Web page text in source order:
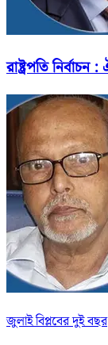
রাষ্ট্রপতি
জুলাই বিপ্লবের দুই বছর